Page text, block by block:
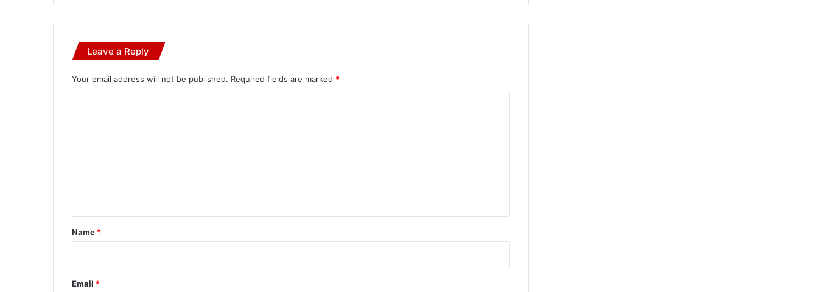
Leave a Reply
Your email address will not be published. Required fields are marked *
*
Name *
Email *